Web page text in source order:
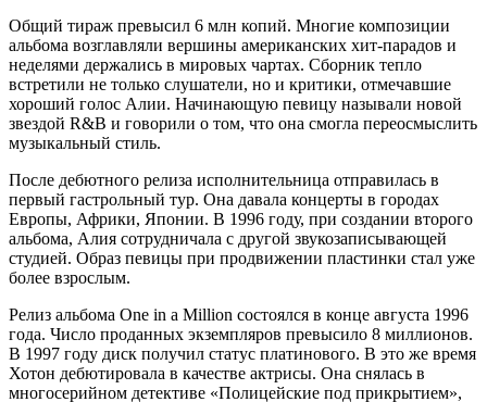
Общий тираж превысил 6 млн копий. Многие композиции
альбома возглавляли вершины американских хит-парадов и
неделями держались в мировых чартах. Сборник тепло
встретили не только слушатели, но и критики, отмечавшие
хороший голос Алии. Начинающую певицу называли новой
звездой R&B и говорили о том, что она смогла переосмыслить
музыкальный стиль.
После дебютного релиза исполнительница отправилась в
первый гастрольный тур. Она давала концерты в городах
Европы, Африки, Японии. В 1996 году, при создании второго
альбома, Алия сотрудничала с другой звукозаписывающей
студией. Образ певицы при продвижении пластинки стал уже
более взрослым.
Релиз альбома One in a Million состоялся в конце августа 1996
года. Число проданных экземпляров превысило 8 миллионов.
В 1997 году диск получил статус платинового. В это же время
Хотон дебютировала в качестве актрисы. Она снялась в
многосерийном детективе «Полицейские под прикрытием»,